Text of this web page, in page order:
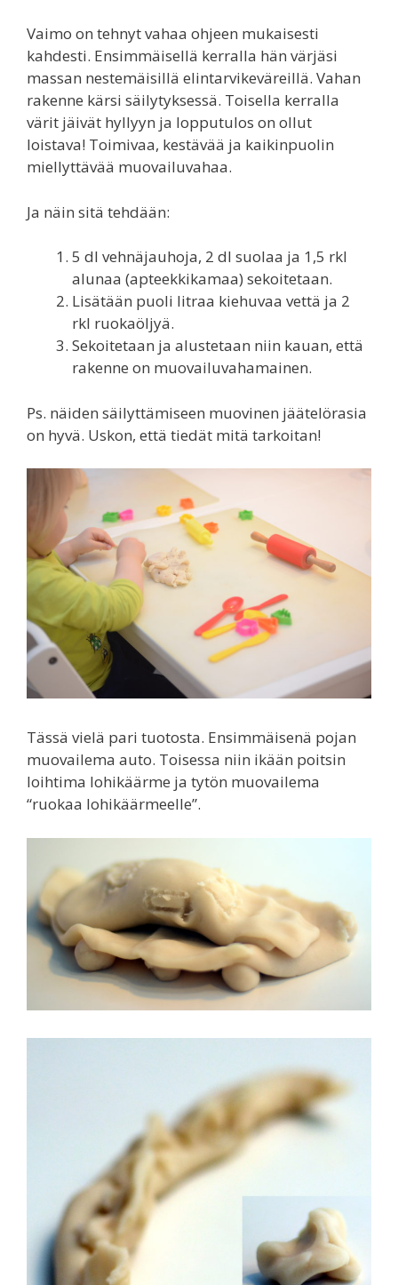
Vaimo on tehnyt vahaa ohjeen mukaisesti
kahdesti. Ensimmäisellä kerralla hän värjäsi
massan nestemäisillä elintarvikeväreillä. Vahan
rakenne kärsi säilytyksessä. Toisella kerralla
värit jäivät hyllyyn ja lopputulos on ollut
loistava! Toimivaa, kestävää ja kaikinpuolin
miellyttävää muovailuvahaa.
Ja näin sitä tehdään:
5 dl vehnäjauhoja, 2 dl suolaa ja 1,5 rkl
alunaa (apteekkikamaa) sekoitetaan.
Lisätään puoli litraa kiehuvaa vettä ja 2
rkl ruokaöljyä.
Sekoitetaan ja alustetaan niin kauan, että
rakenne on muovailuvahamainen.
Ps. näiden säilyttämiseen muovinen jäätelörasia
on hyvä. Uskon, että tiedät mitä tarkoitan!
Tässä vielä pari tuotosta. Ensimmäisenä pojan
muovailema auto. Toisessa niin ikään poitsin
loihtima lohikäärme ja tytön muovailema
“ruokaa lohikäärmeelle”.